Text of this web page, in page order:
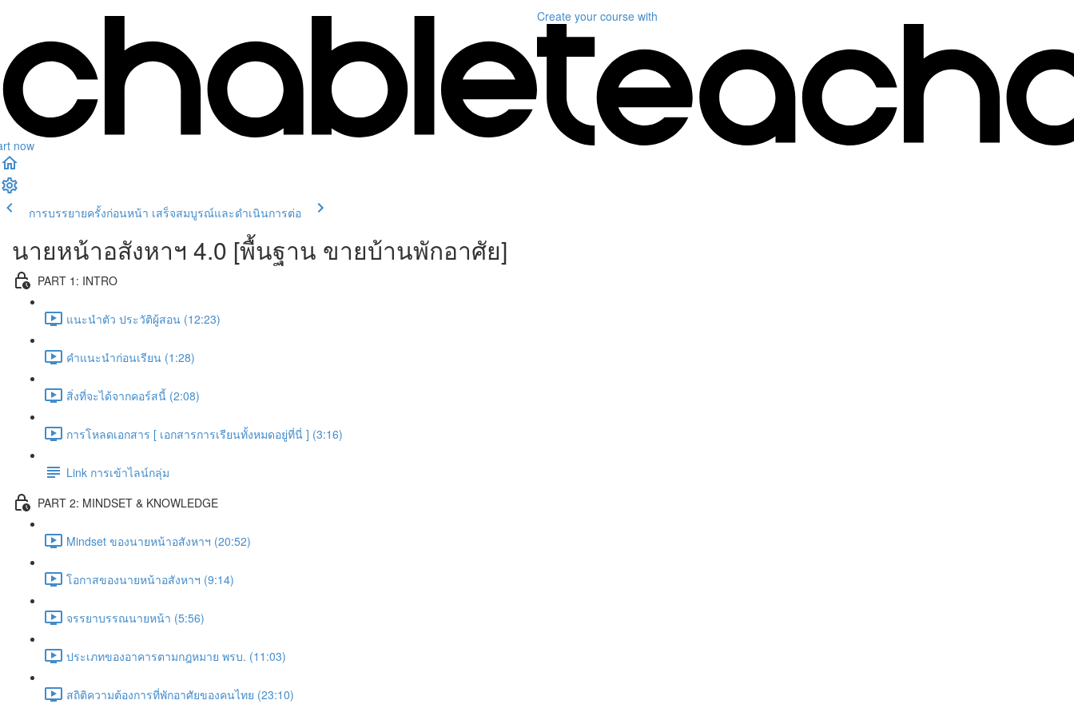
now
Create your course with
การบรรยายครั้งก่อนหน้า เสร็จสมบูรณ์และดำเนินการต่อ
นายหน้าอสังหาฯ 4.0 [พื้นฐาน ขายบ้านพักอาศัย]
PART 1: INTRO
แนะนำตัว ประวัติผู้สอน (12:23)
คำแนะนำก่อนเรียน (1:28)
สิ่งที่จะได้จากคอร์สนี้ (2:08)
การโหลดเอกสาร [ เอกสารการเรียนทั้งหมดอยู่ที่นี่ ] (3:16)
Link การเข้าไลน์กลุ่ม
PART 2: MINDSET & KNOWLEDGE
Mindset ของนายหน้าอสังหาฯ (20:52)
โอกาสของนายหน้าอสังหาฯ (9:14)
จรรยาบรรณนายหน้า (5:56)
ประเภทของอาคารตามกฎหมาย พรบ. (11:03)
สถิติความต้องการที่พักอาศัยของคนไทย (23:10)